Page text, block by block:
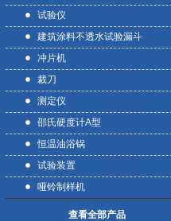
试验仪
建筑涂料不透水试验漏斗
冲片机
裁刀
测定仪
邵氏硬度计A型
恒温油浴锅
试验装置
哑铃制样机
查看全部产品